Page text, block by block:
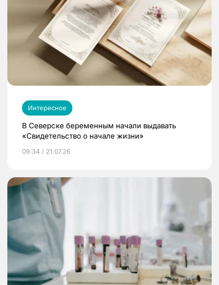
Интересное
В Северске беременным начали выдавать
«Свидетельство о начале жизни»
09:34 / 21.07.26